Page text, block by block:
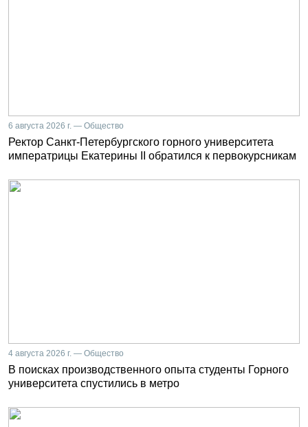
6 августа 2026 г. — Общество
Ректор Санкт-Петербургского горного университета
императрицы Екатерины II обратился к первокурсникам
4 августа 2026 г. — Общество
В поисках производственного опыта студенты Горного
университета спустились в метро